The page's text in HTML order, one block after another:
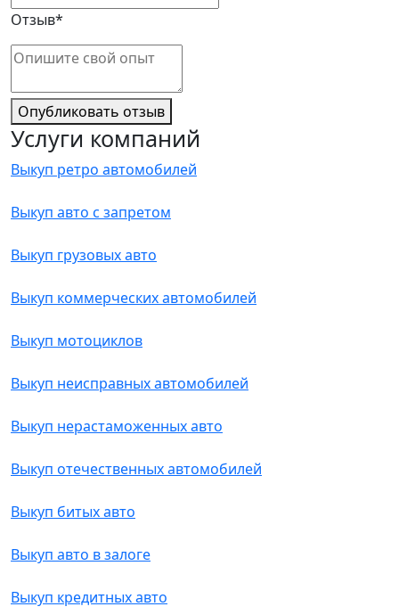
Отзыв*
Опубликовать отзыв
Услуги компаний
Выкуп ретро автомобилей
Выкуп авто с запретом
Выкуп грузовых авто
Выкуп коммерческих автомобилей
Выкуп мотоциклов
Выкуп неисправных автомобилей
Выкуп нерастаможенных авто
Выкуп отечественных автомобилей
Выкуп битых авто
Выкуп авто в залоге
Выкуп кредитных авто